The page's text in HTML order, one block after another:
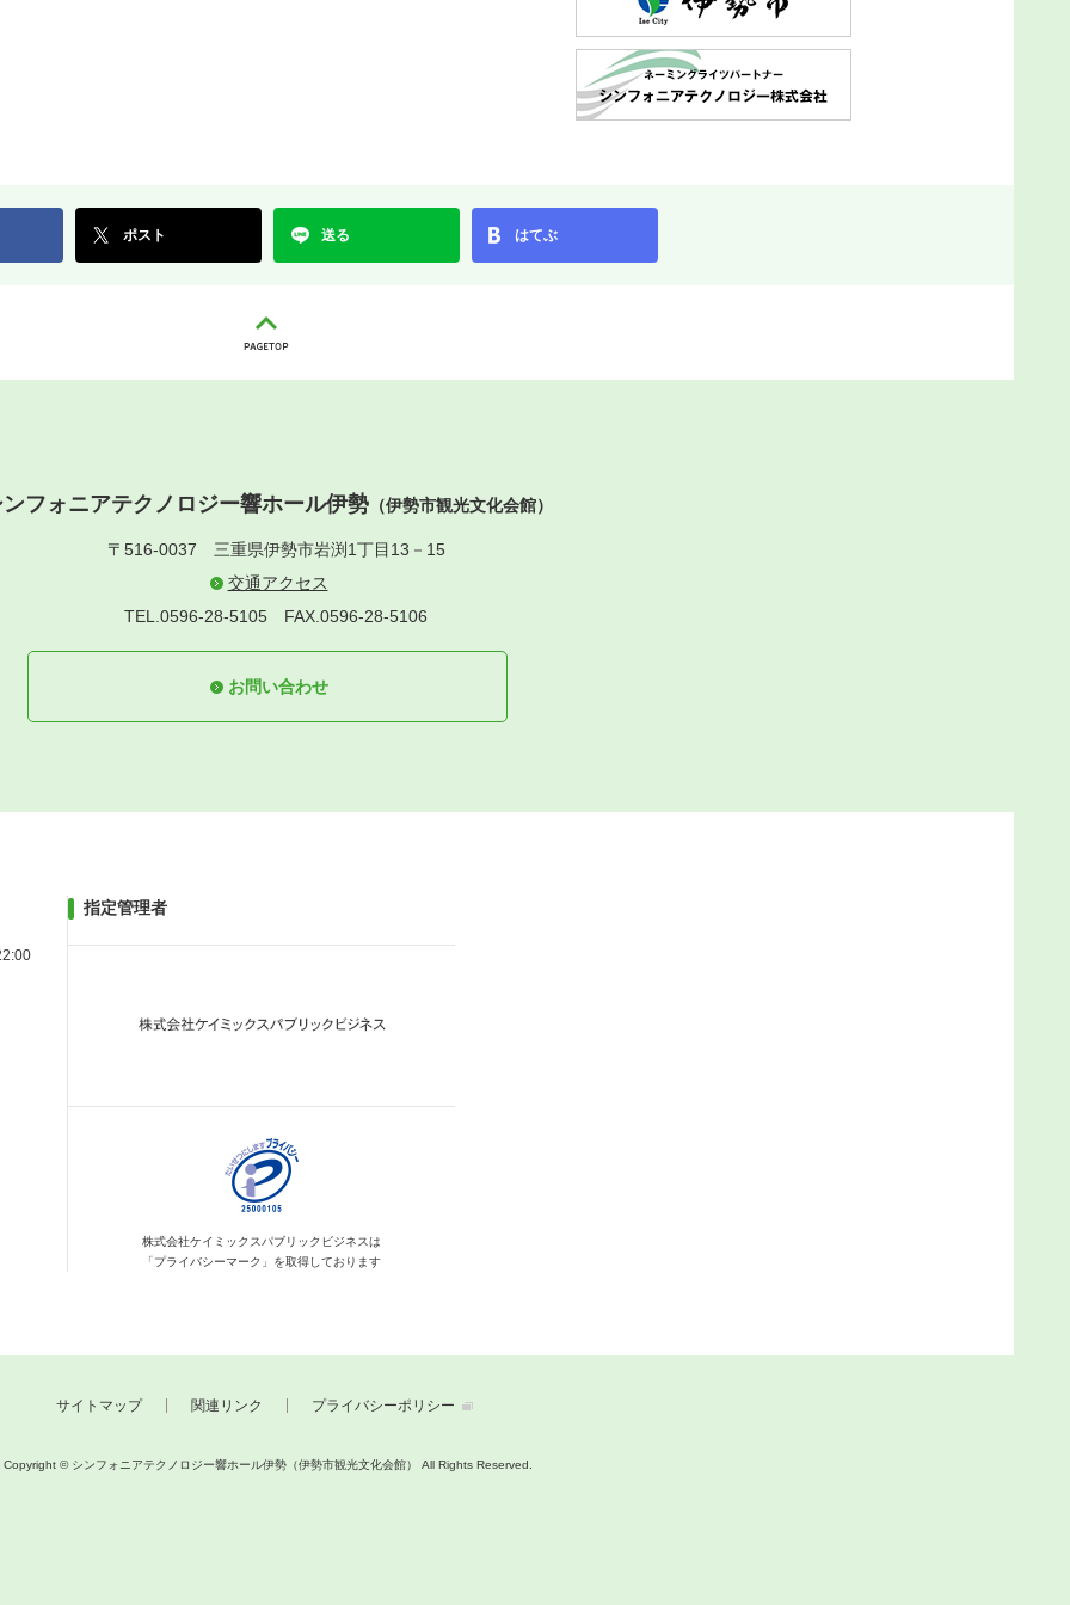
ポスト 送る はてぶ
フォニアテクノロジー響ホール伊勢 （伊勢市観光文化会館）
〒516-0037 三重県伊勢市岩渕1丁目13－15
交通アクセス
TEL.0596-28-5105 FAX.0596-28-5106
お問い合わせ
指定管理者
株式会社ケイミックス パブリックビジネスは
「プライバシーマーク」を取得しております
サイトマップ 関連リンク プライバシーポリシー
Copyright © シンフォニアテクノロジー響ホール伊勢（伊勢市観光文化会館） All Rights Reserved.